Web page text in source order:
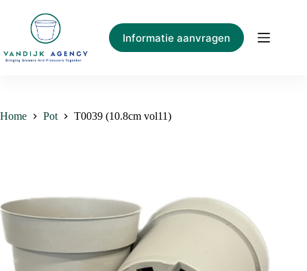
Informatie aanvragen
Home Pot T0039 (10.8cm vol11)